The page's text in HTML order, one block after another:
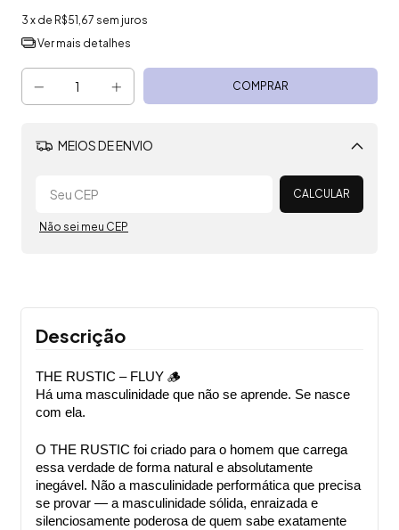
3 x de R$51,67 sem juros
Ver mais detalhes
MEIOS DE ENVIO
Alterar CEP
CALCULAR
Não sei meu CEP
Descrição
THE RUSTIC – FLUY 🪵
Há uma masculinidade que não se aprende. Se nasce
com ela.
O THE RUSTIC foi criado para o homem que carrega
essa verdade de forma natural e absolutamente
inegável. Não a masculinidade performática que precisa
se provar — a masculinidade sólida, enraizada e
silenciosamente poderosa de quem sabe exatamente